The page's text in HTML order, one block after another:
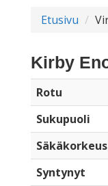
Etusivu
Kirby
Rotu
Sukupuoli
Säkäkorkeus
Syntynyt